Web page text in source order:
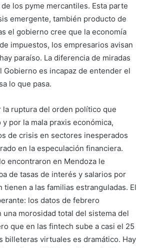
los pyme mercantiles. Esta parte
emergente, también producto de
el gobierno cree que la economía
impuestos, los empresarios avisan
paraíso. La diferencia de miradas
Gobierno es incapaz de entender el
lo que pasa.
la ruptura del orden político que
por la mala praxis económica,
de crisis en sectores inesperados
en la especulación financiera.
encontraron en Mendoza le
de tasas de interés y salarios por
tienen a las familias estranguladas. El
los datos de febrero
morosidad total del sistema del
que en las fintech sube a casi el 25
billeteras virtuales es dramático. Hay